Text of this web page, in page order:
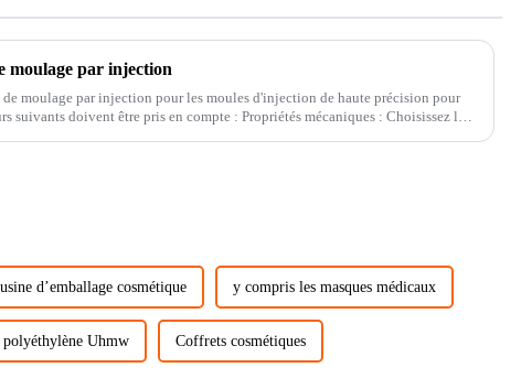
moulage par injection
moulage par injection pour les moules d'injection de haute précision pour
suivants doivent être pris en compte : Propriétés mécaniques : Choisissez le
d’emballage cosmétique y compris les masques médicaux
polyéthylène Uhmw Coffrets cosmétiques